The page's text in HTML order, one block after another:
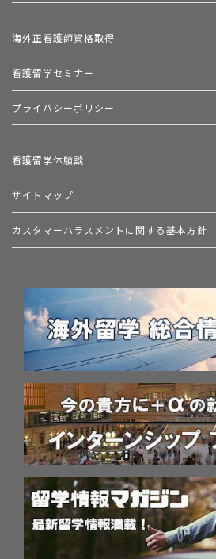
海外正看護師資格取得
看護留学セミナー
プライバシーポリシー
看護留学体験談
サイトマップ
カスタマーハラスメントに関する基本方針